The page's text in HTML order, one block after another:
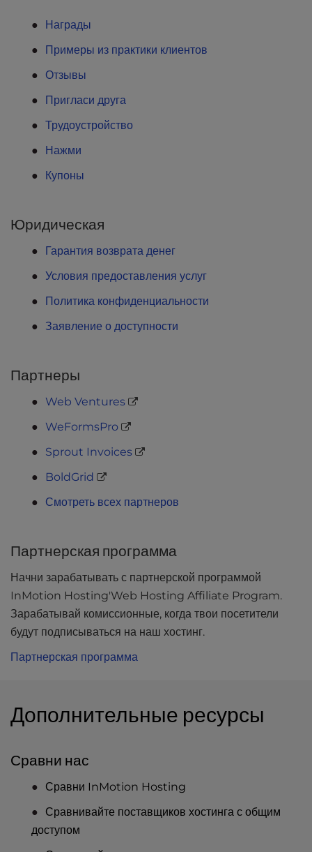
Награды
Примеры из практики клиентов
Отзывы
Пригласи друга
Трудоустройство
Нажми
Купоны
Юридическая
Гарантия возврата денег
Условия предоставления услуг
Политика конфиденциальности
Заявление о доступности
Партнеры
Web Ventures
WeFormsPro
Sprout Invoices
BoldGrid
Смотреть всех партнеров
Партнерская программа
Начни зарабатывать с партнерской программой
InMotion Hosting'Web Hosting Affiliate Program.
Зарабатывай комиссионные, когда твои посетители
будут подписываться на наш хостинг.
Партнерская программа
Дополнительные ресурсы
Сравни нас
Сравни InMotion Hosting
Сравнивайте поставщиков хостинга с общим
доступом